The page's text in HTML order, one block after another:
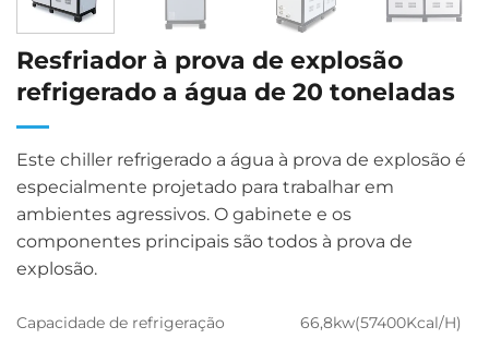
Resfriador à prova de explosão
refrigerado a água de 20 toneladas
Este chiller refrigerado a água à prova de explosão é
especialmente projetado para trabalhar em
ambientes agressivos. O gabinete e os
componentes principais são todos à prova de
explosão.
Capacidade de refrigeração
66,8kw(57400Kcal/H)